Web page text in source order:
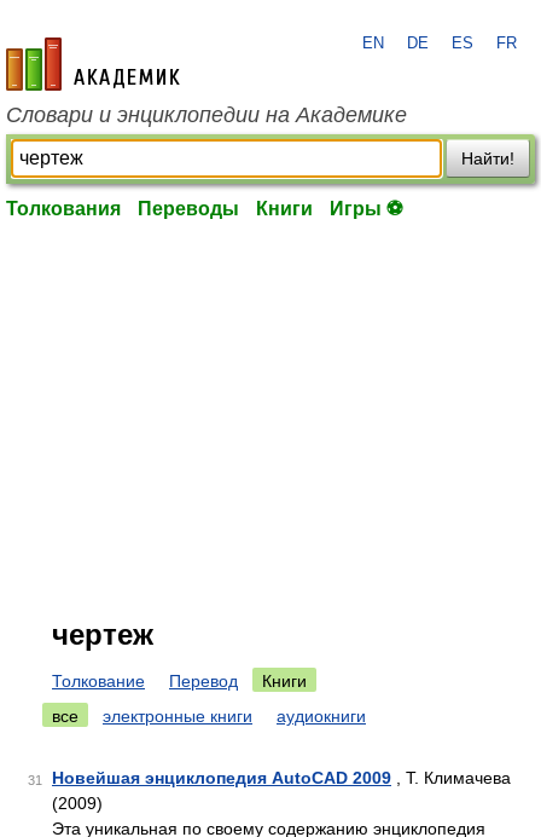
academic.ru
EN DE ES FR
Словари и энциклопедии на Академике
Найти!
Толкования Переводы Книги Игры ⚽
чертеж
Толкование Перевод
Книги
все
электронные книги аудиокниги
31 Новейшая энциклопедия AutoCAD 2009 , Т. Климачева
(2009)
Эта уникальная по своему содержанию энциклопедия